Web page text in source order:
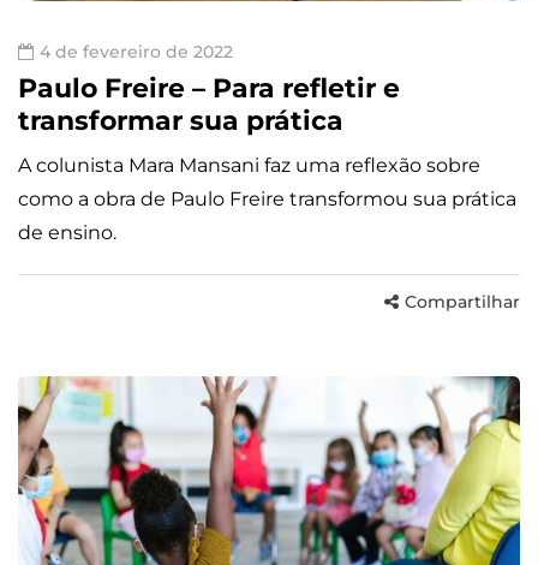
4 de fevereiro de 2022
Paulo Freire – Para refletir e
transformar sua prática
A colunista Mara Mansani faz uma reflexão sobre
como a obra de Paulo Freire transformou sua prática
de ensino.
Compartilhar